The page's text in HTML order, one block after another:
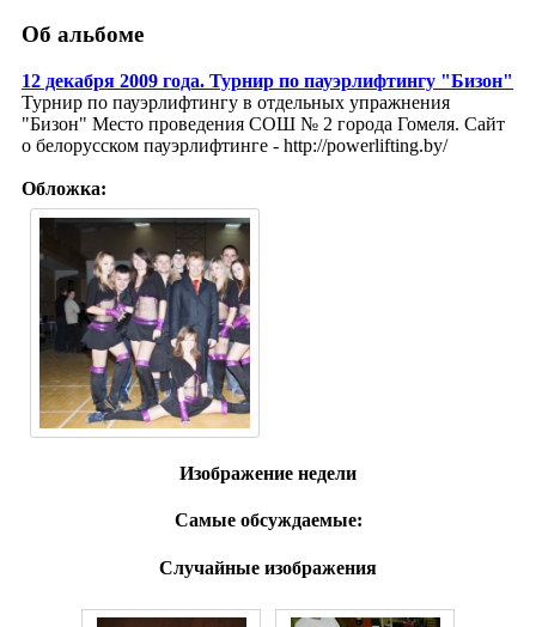
Об альбоме
12 декабря 2009 года. Турнир по пауэрлифтингу "Бизон"
Турнир по пауэрлифтингу в отдельных упражнения
"Бизон" Место проведения СОШ № 2 города Гомеля. Сайт
о белорусском пауэрлифтинге - http://powerlifting.by/
Обложка:
Изображение недели
Самые обсуждаемые:
Случайные изображения